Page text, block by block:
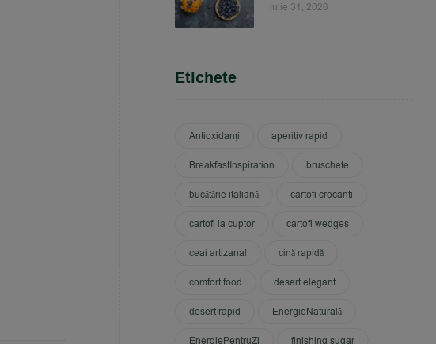
iulie 31, 2026
Etichete
Antioxidanți aperitiv rapid
BreakfastInspiration bruschete
bucătărie italiană cartofi crocanti
cartofi la cuptor cartofi wedges
ceai artizanal cină rapidă
comfort food desert elegant
desert rapid EnergieNaturală
EnergiePentruZi finishing sugar